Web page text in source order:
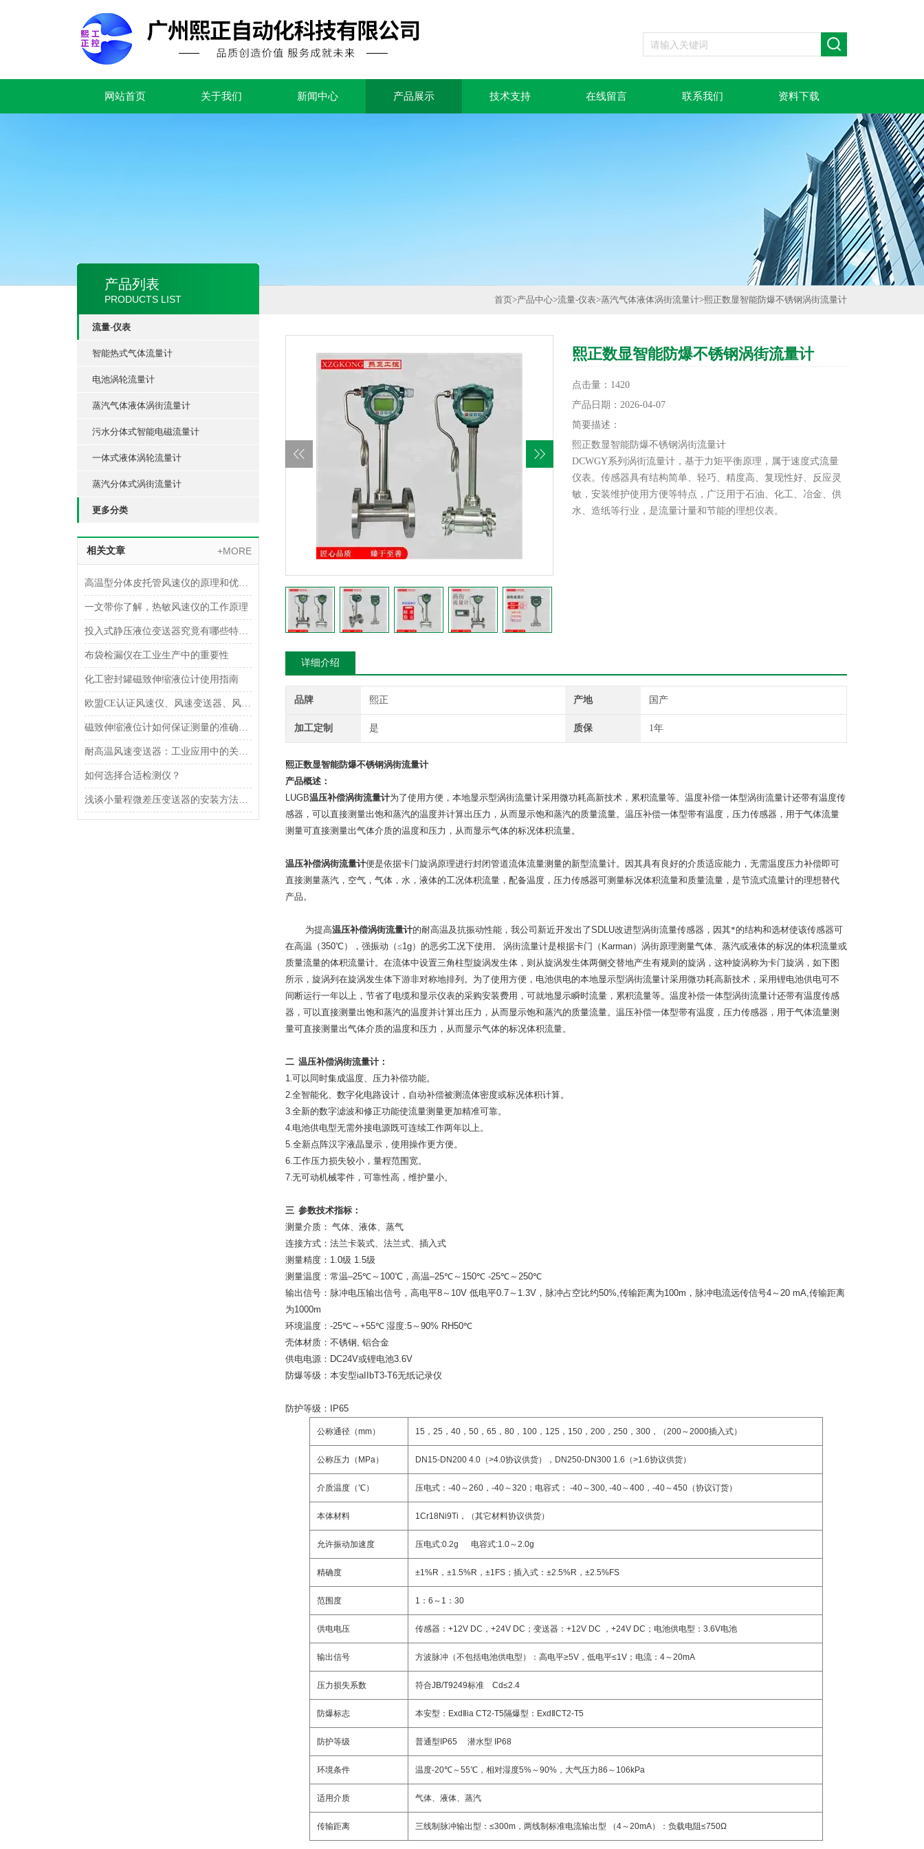
网站首页 关于我们 新闻中心 产品展示 技术支持 在线留言 联系我们 资料下载
产品列表
PRODUCTS LIST
流量-仪表
智能热式气体流量计
电池涡轮流量计
蒸汽气体液体涡街流量计
污水分体式智能电磁流量计
一体式液体涡轮流量计
蒸汽分体式涡街流量计
更多分类
相关文章 +MORE
高温型分体皮托管风速仪的原理和优势介绍
一文带你了解，热敏风速仪的工作原理
投入式静压液位变送器究竟有哪些特点呢？
布袋检漏仪在工业生产中的重要性
化工密封罐磁致伸缩液位计使用指南
欧盟CE认证风速仪、风速变送器、风速传感器的用处
磁致伸缩液位计如何保证测量的准确性？
耐高温风速变送器：工业应用中的关键技术
如何选择合适检测仪？
浅谈小量程微差压变送器的安装方法及接线方式
首页>产品中心>流量-仪表>蒸汽气体液体涡街流量计>熙正数显智能防爆不锈钢涡街流量计
熙正数显智能防爆不锈钢涡街流量计
点击量：1420
产品日期：2026-04-07
简要描述：
熙正数显智能防爆不锈钢涡街流量计
DCWGY系列涡街流量计，基于力矩平衡原理，属于速度式流量
仪表。传感器具有结构简单、轻巧、精度高、复现性好、反应灵
敏，安装维护使用方便等特点，广泛用于石油、化工、冶金、供
水、造纸等行业，是流量计量和节能的理想仪表。
详细介绍
品牌 熙正 产地 国产
加工定制 是 质保 1年
熙正数显智能防爆不锈钢涡街流量计
产品概述：
LUGB温压补偿涡街流量计为了使用方便，本地显示型涡街流量计采用微功耗高新技术，累积流量等。温度补偿一体型涡街流量计还带有温度传
感器，可以直接测量出饱和蒸汽的温度并计算出压力，从而显示饱和蒸汽的质量流量。温压补偿一体型带有温度，压力传感器，用于气体流量
测量可直接测量出气体介质的温度和压力，从而显示气体的标况体积流量。
温压补偿涡街流量计便是依据卡门旋涡原理进行封闭管道流体流量测量的新型流量计。因其具有良好的介质适应能力，无需温度压力补偿即可
直接测量蒸汽，空气，气体，水，液体的工况体积流量，配备温度，压力传感器可测量标况体积流量和质量流量，是节流式流量计的理想替代
产品。
为提高温压补偿涡街流量计的耐高温及抗振动性能，我公司新近开发出了SDLU改进型涡街流量传感器，因其*的结构和选材使该传感器可
在高温（350℃），强振动（≤1g）的恶劣工况下使用。 涡街流量计是根据卡门（ Karman）涡街原理测量气体、蒸汽或液体的标况的体积流量或
质量流量的体积流量计。在流体中设置三角柱型旋涡发生体，则从旋涡发生体两侧交替地产生有规则的旋涡，这种旋涡称为卡门旋涡，如下图
所示，旋涡列在旋涡发生体下游非对称地排列。为了使用方便，电池供电的本地显示型涡街流量计采用微功耗高新技术，采用锂电池供电可不
间断运行一年以上，节省了电缆和显示仪表的采购安装费用，可就地显示瞬时流量，累积流量等。温度补偿一体型涡街流量计还带有温度传感
器，可以直接测量出饱和蒸汽的温度并计算出压力，从而显示饱和蒸汽的质量流量。温压补偿一体型带有温度，压力传感器，用于气体流量测
量可直接测量出气体介质的温度和压力，从而显示气体的标况体积流量。
二 温压补偿涡街流量计：
1.可以同时集成温度、压力补偿功能。
2.全智能化、数字化电路设计，自动补偿被测流体密度或标况体积计算。
3.全新的数字滤波和修正功能使流量测量更加精准可靠。
4.电池供电型无需外接电源既可连续工作两年以上。
5.全新点阵汉字液晶显示，使用操作更方便。
6.工作压力损失较小，量程范围宽。
7.无可动机械零件，可靠性高，维护量小。
三 参数技术指标：
测量介质： 气体、液体、蒸气
连接方式：法兰卡装式、法兰式、插入式
测量精度： 1.0级 1.5级
测量温度：常温–25℃～ 100℃ ，高温–25℃～ 150℃ -25℃～ 250℃
输出信号：脉冲电压输出信号，高电平8～ 10V 低电平0.7～ 1.3V ，脉冲占空比约50%,传输距离为100m ，脉冲电流远传信号4～ 20 mA,传输距离
为1000m
环境温度： -25℃～ +55℃ 湿度:5～ 90% RH50℃
壳体材质：不锈钢, 铝合金
供电电源： DC24V或锂电池3.6V
防爆等级：本安型iaIIbT3-T6无纸记录仪
防护等级： IP65
公称通径 （mm） 15 ， 25 ， 40 ， 50 ， 65 ， 80 ， 100 ， 125 ， 150 ， 200 ， 250 ， 300 ， （200～2000插入式）
公称压力 （ MPa） DN15-DN200 4.0 （>4.0协议供货） ， DN250-DN300 1.6 （>1.6协议供货）
介质温度 （℃） 压电式： -40～260 ， -40～320 ；电容式： -40～300, -40～400 ， -40～450 （协议订货）
本体材料 1Cr18Ni9Ti ， （其它材料协议供货）
允许振动加速度 压电式:0.2g 电容式:1.0～2.0g
精确度 ±1%R ， ±1.5%R ， ±1FS ；插入式： ±2.5%R ， ±2.5%FS
范围度 1 ： 6 ～ 1 ： 30
供电电压 传感器： +12V DC ， +24V DC ；变送器： +12V DC ， +24V DC ；电池供电型： 3.6V电池
输出信号 方波脉冲 （不包括电池供电型 ） ：高电平≥5V ，低电平≤1V ；电流： 4～20mA
压力损失系数 符合JB/T9249标准 Cd≤2.4
防爆标志 本安型： Exd ia CT2-T5隔爆型： Exd CT2-T5
防护等级 普通型 IP65 潜水型 IP68
环境条件 温度-20℃～55℃ ，相对湿度5%～90% ，大气压力86 ～ 106kPa
适用介质 气体、液体、蒸汽
传输距离 三线制脉冲输出型： ≤300m ，两线制标准电流输出型 （4～20mA） ：负载电阻 ≤750Ω